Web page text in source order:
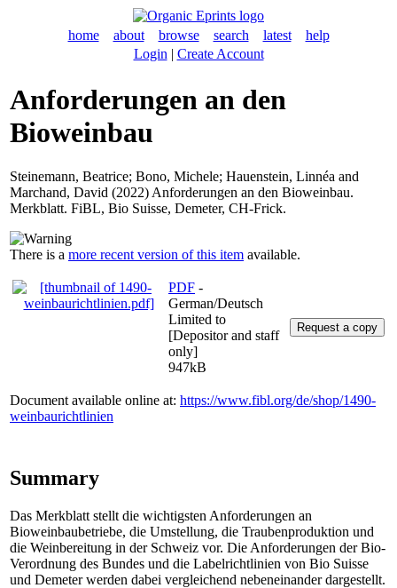
home about browse search latest
help
Login | Create Account
Anforderungen an den
Bioweinbau
Steinemann, Beatrice; Bono, Michele; Hauenstein, Linnéa and
Marchand, David (2022) Anforderungen an den Bioweinbau.
Merkblatt. FiBL, Bio Suisse, Demeter, CH-Frick.
There is a more recent version of this item available.
PDF -
German/Deutsch
Limited to
[Depositor and staff
only]
947kB
Document available online at: https://www.fibl.org/de/shop/1490-
weinbaurichtlinien
Summary
Das Merkblatt stellt die wichtigsten Anforderungen an
Bioweinbaubetriebe, die Umstellung, die Traubenproduktion und
die Weinbereitung in der Schweiz vor. Die Anforderungen der Bio-
Verordnung des Bundes und die Labelrichtlinien von Bio Suisse
und Demeter werden dabei vergleichend nebeneinander dargestellt.